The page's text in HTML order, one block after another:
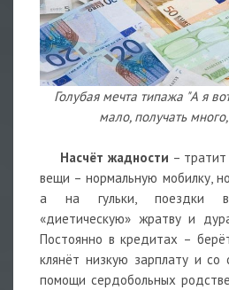
Голубая мечта типажа "А я
мало, получать
Насчёт жадности –
вещи – нормальную мобилку,
а на гульки, поездки в
«диетическую» жратву и
Постоянно в кредитах –
клянёт низкую зарплату и со
помощи сердобольных